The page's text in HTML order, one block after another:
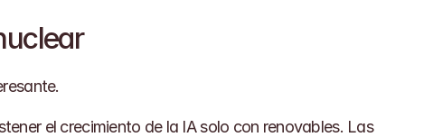
el crecimiento de la IA solo con renovables. Las